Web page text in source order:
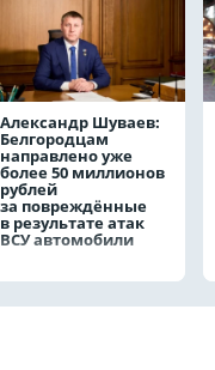
Александр Шуваев:
Белгородцам
направлено уже
более 50 миллионов
рублей
за повреждённые
в результате атак
ВСУ автомобили